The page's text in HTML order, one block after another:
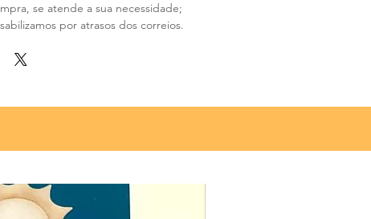
se atende a sua necessidade;
por atrasos dos correios.